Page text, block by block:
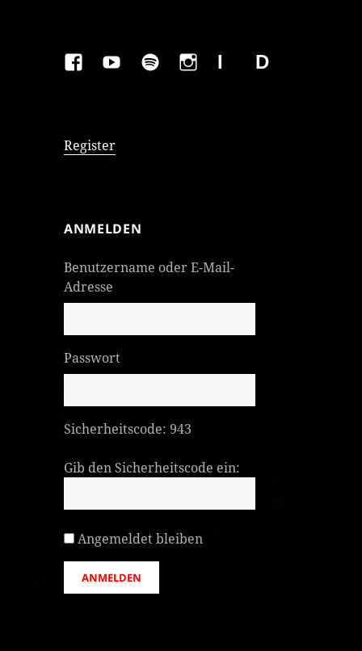
FAKEBOOK
YOUTUBESPOTIFYINSTAGRAM
IMPRESSUM
Register
ANMELDEN
Benutzername oder E-Mail-
Adresse
Passwort
Sicherheitscode: 943
Gib den Sicherheitscode ein:
Angemeldet bleiben
ANMELDEN